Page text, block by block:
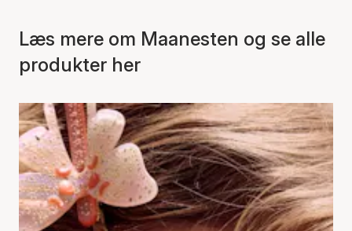
Læs mere om Maanesten og se alle
produkter her